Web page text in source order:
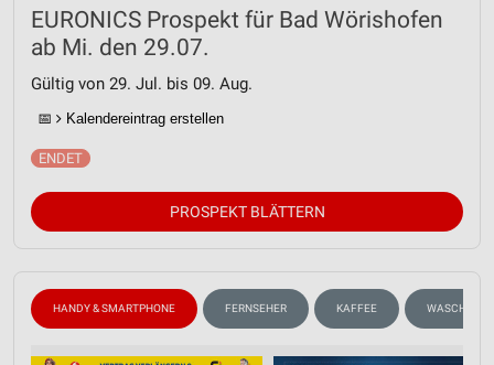
EURONICS Prospekt für Bad Wörishofen
ab Mi. den 29.07.
Gültig von 29. Jul. bis 09. Aug.
📅 Kalendereintrag erstellen
PROSPEKT BLÄTTERN
HANDY & SMARTPHONE FERNSEHER KAFFEE